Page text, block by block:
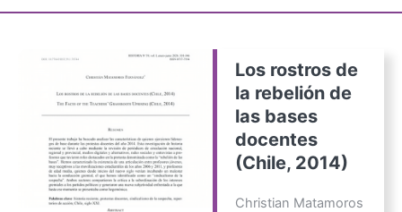
Los rostros de
la rebelión de
las bases
docentes
(Chile, 2014)
Christian Matamoros